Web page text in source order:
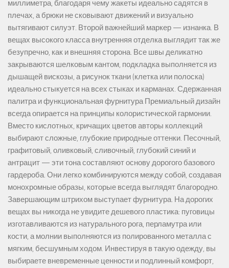
миллиметра, благодаря чему жакеты идеально садятся в
плечах, а брюки не сковывают движений и визуально
вытягивают силуэт. Второй важнейший маркер — изнанка. В
вещах высокого класса внутренняя отделка выглядит так же
безупречно, как и внешняя сторона. Все швы деликатно
закрываются шелковым кантом, подкладка выполняется из
дышащей вискозы, а рисунок ткани (клетка или полоска)
идеально стыкуется на всех стыках и карманах. Сдержанная
палитра и функциональная фурнитура Премиальный дизайн
всегда опирается на принципы колористической гармонии.
Вместо кислотных, кричащих цветов авторы коллекций
выбирают сложные, глубокие природные оттенки. Песочный,
графитовый, оливковый, сливочный, глубокий синий и
антрацит — эти тона составляют основу дорогого базового
гардероба. Они легко комбинируются между собой, создавая
монохромные образы, которые всегда выглядят благородно.
Завершающим штрихом выступает фурнитура. На дорогих
вещах вы никогда не увидите дешевого пластика: пуговицы
изготавливаются из натурального рога, перламутра или
кости, а молнии выполняются из полированного металла с
мягким, бесшумным ходом. Инвестируя в такую одежду, вы
выбираете вневременные ценности и подлинный комфорт,